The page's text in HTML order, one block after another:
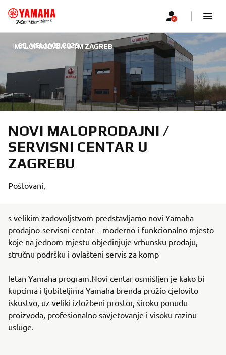
MALOPRODAJA U TM ZAGREB
| 25. VELJAČE 2026.
NOVI MALOPRODAJNI /
SERVISNI CENTAR U
ZAGREBU
Poštovani,
s velikim zadovoljstvom predstavljamo novi Yamaha
prodajno-servisni centar – moderno i funkcionalno mjesto
koje na jednom mjestu objedinjuje vrhunsku prodaju,
stručnu podršku i ovlašteni servis za komp
letan Yamaha program.Novi centar osmišljen je kako bi
kupcima i ljubiteljima Yamaha brenda pružio cjelovito
iskustvo, uz veliki izložbeni prostor, široku ponudu
proizvoda, profesionalno savjetovanje i visoku razinu
usluge.